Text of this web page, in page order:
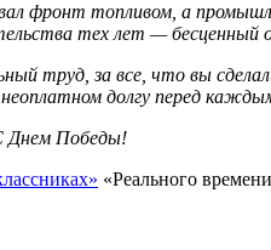
фронт топливом, а
тех лет —
труд, за все, что вы
долгу перед
С Днем Победы!
«Реального